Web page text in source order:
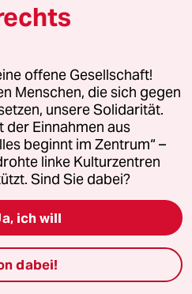
die nun auch endlich
einzahlen sollen
Halse raus."
Sie sich mal über
Leistungen der
Das sind Leistungen
der Allgemeinheit
nur durch die
finanziert werden. Die
Freiberufler sind da
Uhr
offene Gesellschaft!
Menschen, die sich gegen
unsere Solidarität.
der Einnahmen aus
beginnt im Zentrum“ –
linke Kulturzentren
Sind Sie dabei?
ich will
dabei!